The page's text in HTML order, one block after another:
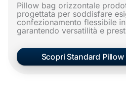
Pillow bag orizzontale
progettata per soddisfare
confezionamento flessibile
garantendo versatilità e
Scopri Standard